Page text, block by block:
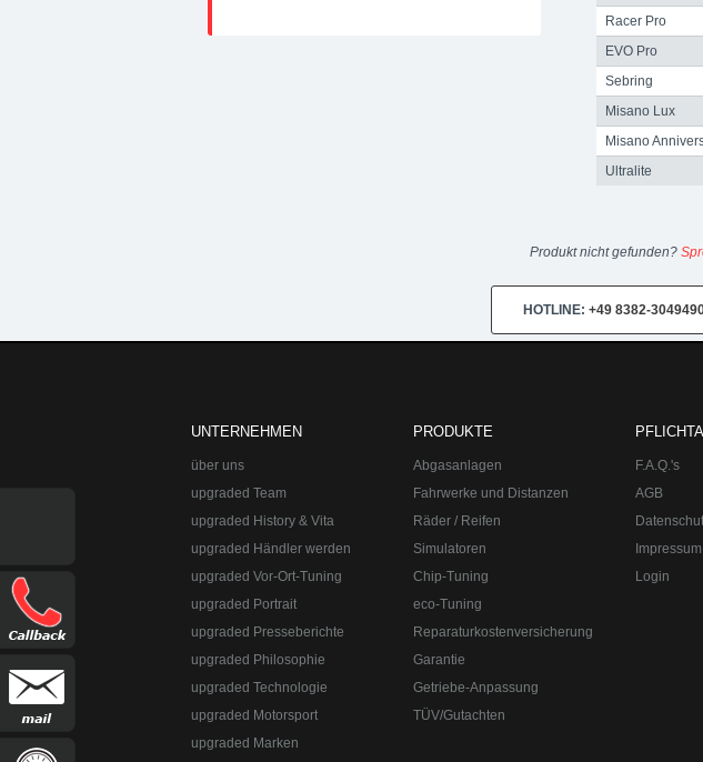
Racer Pro
EVO Pro
Sebring
Misano Lux
Misano
Ultralite
Produkt nicht gefunden?
HOTLINE: +49 8382-
8382-3049491
upgraded Automotive Group - das Original aus Lindau am Bodensee. Der Spezialist für
Straße:
Ort:48529 Nordhorn
UNTERNEHMEN
über uns
upgraded Team
upgraded History & Vita
upgraded Händler werden
upgraded Vor-Ort-Tuning
upgraded Portrait
upgraded Presseberichte
upgraded Philosophie
upgraded Technologie
upgraded Motorsport
upgraded Marken
PRODUKTE
Abgasanlagen
Fahrwerke und Distanzen
Räder / Reifen
Simulatoren
Chip-Tuning
eco-Tuning
Reparaturkostenversicherung
Garantie
Getriebe-Anpassung
TÜV/Gutachten
F.A.Q.'s
AGB
Impressum
Login